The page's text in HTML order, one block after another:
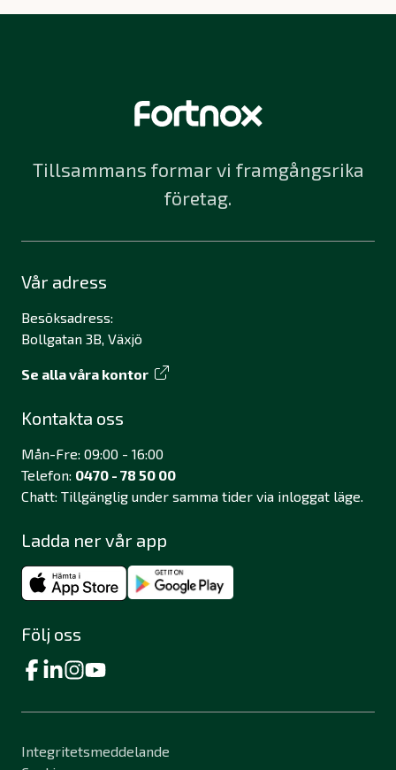
Tillsammans formar vi framgångsrika
företag.
Vår adress
Besöksadress:
Bollgatan 3B, Växjö
Se alla våra kontor
Kontakta oss
Mån-Fre: 09:00 - 16:00
Telefon: 0470 - 78 50 00
Chatt: Tillgänglig under samma tider via inloggat läge.
Ladda ner vår app
Följ oss
Integritetsmeddelande